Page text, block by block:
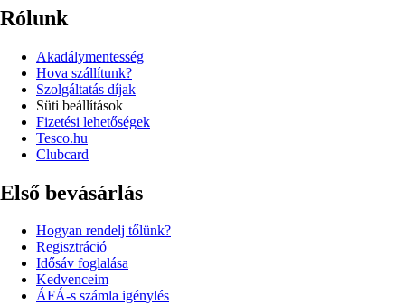
Rólunk
Akadálymentesség
Hova szállítunk?
Szolgáltatás díjak
Süti beállítások
Fizetési lehetőségek
Tesco.hu
Clubcard
Első bevásárlás
Hogyan rendelj tőlünk?
Regisztráció
Idősáv foglalása
Kedvenceim
ÁFÁ-s számla igénylés